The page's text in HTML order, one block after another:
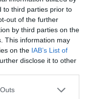
to third parties prior to
out of the further
by third parties on the
This information may
on the IAB’s List of
disclose it to other
κάθε έναν ισχύει κάτι
σε oscar-promising
Call. Η Μισέλ